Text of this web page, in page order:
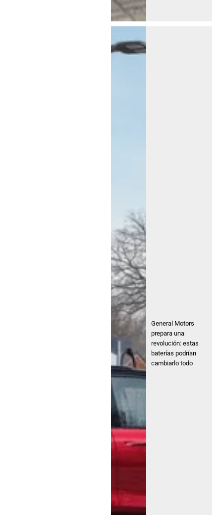
General Motors
prepara una
revolución: estas
baterías podrían
cambiarlo todo